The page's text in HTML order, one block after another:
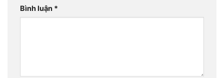
Bình luận *